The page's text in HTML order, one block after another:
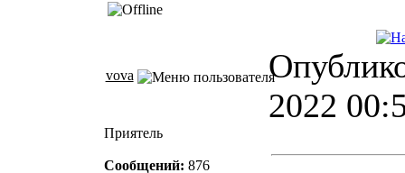
vova
2022
Приятель
Сообщений: 876